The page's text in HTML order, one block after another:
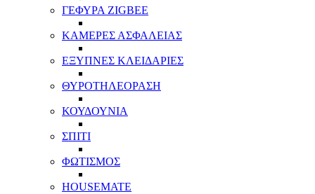
ΓΕΦΥΡΑ ZIGBEE
ΚΑΜΕΡΕΣ ΑΣΦΑΛΕΙΑΣ
ΕΞΥΠΝΕΣ ΚΛΕΙΔΑΡΙΕΣ
ΘΥΡΟΤΗΛΕΟΡΑΣΗ
ΚΟΥΔΟΥΝΙΑ
ΣΠΙΤΙ
ΦΩΤΙΣΜΟΣ
HOUSEMATE